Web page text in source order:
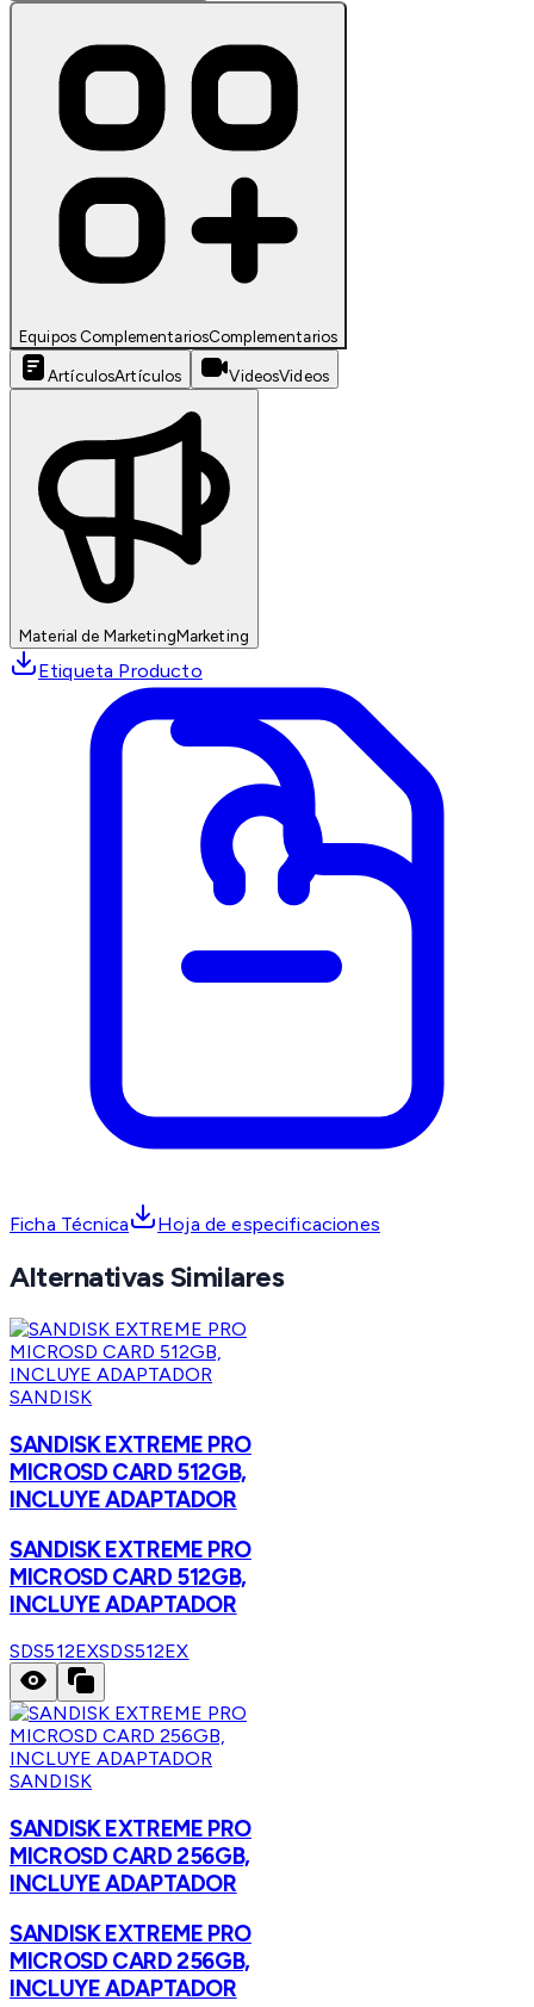
Equipos ComplementariosComplementarios
ArtículosArtículos VideosVideos
Material de MarketingMarketing
Etiqueta Producto
Ficha Técnica Hoja de especificaciones
Alternativas Similares
SANDISK
SANDISK EXTREME PRO
MICROSD CARD 512GB,
INCLUYE ADAPTADOR
SANDISK EXTREME PRO
MICROSD CARD 512GB,
INCLUYE ADAPTADOR
SDS512EXSDS512EX
SANDISK
SANDISK EXTREME PRO
MICROSD CARD 256GB,
INCLUYE ADAPTADOR
SANDISK EXTREME PRO
MICROSD CARD 256GB,
INCLUYE ADAPTADOR